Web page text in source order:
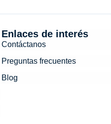
Enlaces de interés
Contáctanos
Preguntas frecuentes
Blog